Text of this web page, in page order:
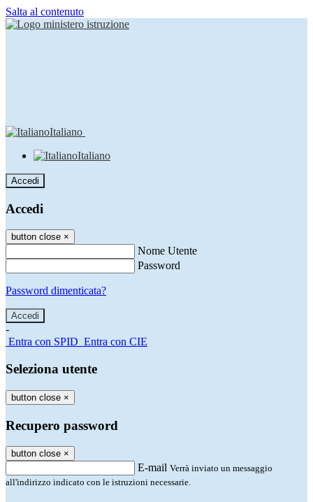
Salta al contenuto
Italiano
Italiano
Accedi
Accedi
button close ×
Nome Utente
Password
Password dimenticata?
-
Entra con SPID Entra con CIE
Seleziona utente
button close ×
Recupero password
button close ×
E-mail Verrà inviato un messaggio
all'indirizzo indicato con le istruzioni necessarie.